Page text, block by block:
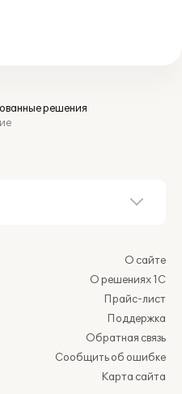
решения
О сайте
О решениях 1С
Прайс-лист
Поддержка
Обратная связь
Сообщить об ошибке
Карта сайта